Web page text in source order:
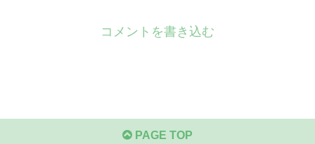
コメントを書き込む
PAGE TOP